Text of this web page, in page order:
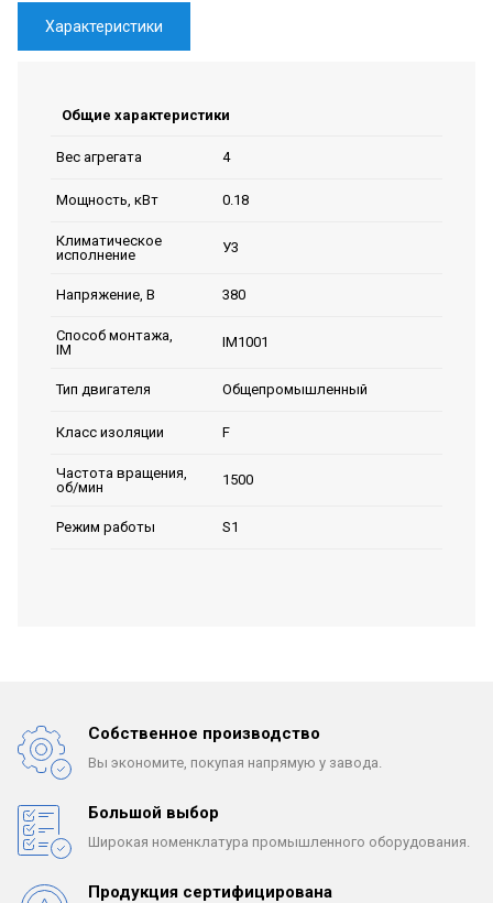
Характеристики
Общие характеристики
Вес агрегата 4
Мощность, кВт 0.18
Климатическое
исполнение
У3
Напряжение, В 380
Способ монтажа,
IM
IM1001
Тип двигателя Общепромышленный
Класс изоляции F
Частота вращения,
об/мин
1500
Режим работы S1
Собственное производство
Вы экономите, покупая напрямую у завода.
Большой выбор
Широкая номенклатура промышленного оборудования.
Продукция сертифицирована